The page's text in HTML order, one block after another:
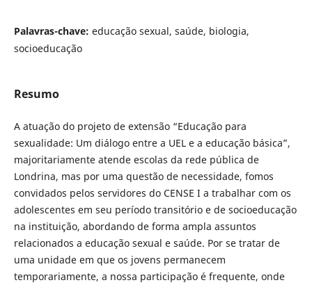
Palavras-chave: educação sexual, saúde, biologia,
socioeducação
Resumo
A atuação do projeto de extensão “Educação para
sexualidade: Um diálogo entre a UEL e a educação básica”,
majoritariamente atende escolas da rede pública de
Londrina, mas por uma questão de necessidade, fomos
convidados pelos servidores do CENSE I a trabalhar com os
adolescentes em seu período transitório e de socioeducação
na instituição, abordando de forma ampla assuntos
relacionados a educação sexual e saúde. Por se tratar de
uma unidade em que os jovens permanecem
temporariamente, a nossa participação é frequente, onde